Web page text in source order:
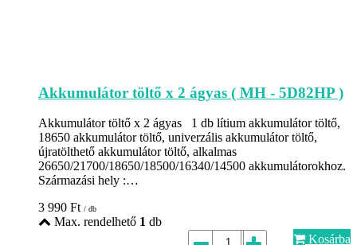
Akkumulátor töltő x 2 ágyas ( MH - 5D82HP )
Akkumulátor töltő x 2 ágyas 1 db lítium akkumulátor töltő,
18650 akkumulátor töltő, univerzális akkumulátor töltő,
újratölthető akkumulátor töltő, alkalmas
26650/21700/18650/18500/16340/14500 akkumulátorokhoz.
Származási hely :…
3 990 Ft / db
Max. rendelhető 1 db
Kosárba